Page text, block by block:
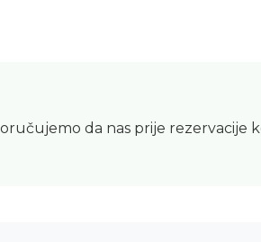
da nas prije rezervacije